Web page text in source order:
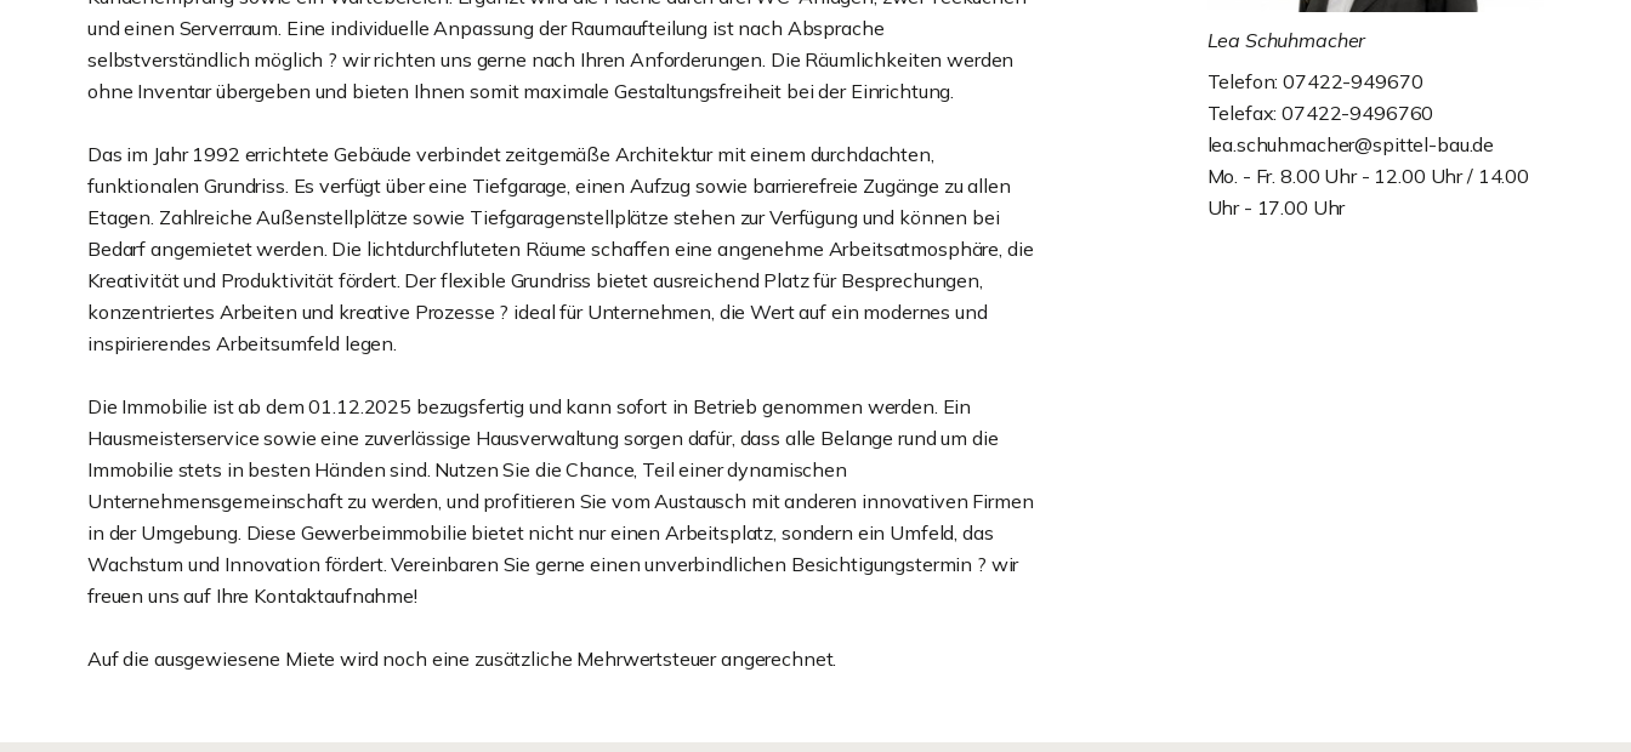
und einen Serverraum. Eine individuelle Anpassung der Raumaufteilung ist nach Absprache
selbstverständlich möglich ? wir richten uns gerne nach Ihren Anforderungen. Die Räumlichkeiten werden
ohne Inventar übergeben und bieten Ihnen somit maximale Gestaltungsfreiheit bei der Einrichtung.
Das im Jahr 1992 errichtete Gebäude verbindet zeitgemäße Architektur mit einem durchdachten,
funktionalen Grundriss. Es verfügt über eine Tiefgarage, einen Aufzug sowie barrierefreie Zugänge zu allen
Etagen. Zahlreiche Außenstellplätze sowie Tiefgaragenstellplätze stehen zur Verfügung und können bei
Bedarf angemietet werden. Die lichtdurchfluteten Räume schaffen eine angenehme Arbeitsatmosphäre, die
Kreativität und Produktivität fördert. Der flexible Grundriss bietet ausreichend Platz für Besprechungen,
konzentriertes Arbeiten und kreative Prozesse ? ideal für Unternehmen, die Wert auf ein modernes und
inspirierendes Arbeitsumfeld legen.
Die Immobilie ist ab dem 01.12.2025 bezugsfertig und kann sofort in Betrieb genommen werden. Ein
Hausmeisterservice sowie eine zuverlässige Hausverwaltung sorgen dafür, dass alle Belange rund um die
Immobilie stets in besten Händen sind. Nutzen Sie die Chance, Teil einer dynamischen
Unternehmensgemeinschaft zu werden, und profitieren Sie vom Austausch mit anderen innovativen Firmen
in der Umgebung. Diese Gewerbeimmobilie bietet nicht nur einen Arbeitsplatz, sondern ein Umfeld, das
Wachstum und Innovation fördert. Vereinbaren Sie gerne einen unverbindlichen Besichtigungstermin ? wir
freuen uns auf Ihre Kontaktaufnahme!
Auf die ausgewiesene Miete wird noch eine zusätzliche Mehrwertsteuer angerechnet.
Lea Schuhmacher
Telefon: 07422-949670
Telefax: 07422-9496760
lea.schuhmacher@spittel-bau.de
Mo. - Fr. 8.00 Uhr - 12.00 Uhr / 14.00
Uhr - 17.00 Uhr